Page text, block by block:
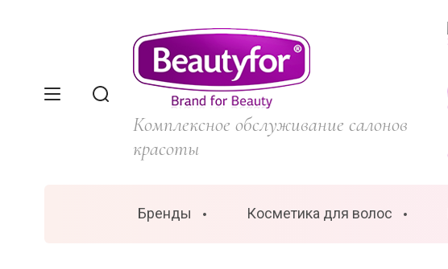
Комплексное обслуживание салонов
красоты
Бренды Косметика для волос